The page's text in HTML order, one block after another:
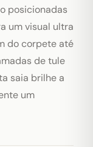
posicionadas
um visual ultra
do corpete até
de tule
saia brilhe a
um